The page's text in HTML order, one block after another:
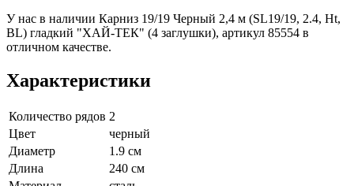
У нас в наличии Карниз 19/19 Черный 2,4 м (SL19/19, 2.4, Ht,
BL) гладкий "ХАЙ-ТЕК" (4 заглушки), артикул 85554 в
отличном качестве.
Характеристики
Количество рядов 2
Цвет
черный
Диаметр
1.9 см
Длина
240 см